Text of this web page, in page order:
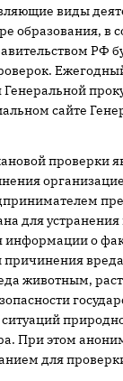
виды
образования, в
РФ
Генеральной
сайте
проверки
для
информации о
причинения
животным,
При этом
для